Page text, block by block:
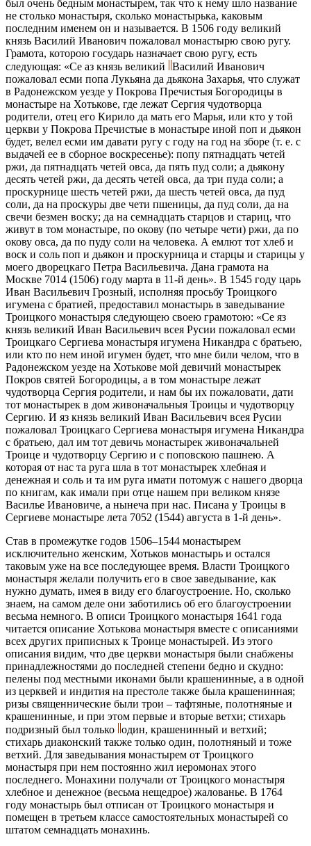
был очень бедным монастырем, так что к нему шло название
не столько монастыря, сколько монастырька, каковым
последним именем он и называется. В 1506 году великий
князь Василий Иванович пожаловал монастырю свою ругу.
Грамота, которою государь назначает свою ругу, есть
следующая: «Се аз князь великий
Василий Иванович
пожаловал есми попа Лукьяна да дьякона Захарья, чтo служат
в Радонежском уезде у Покрова Пречистыя Богородицы в
монастыре на Хотькове, где лежат Сергия чудотворца
родители, отец его Кирило да мать его Марья, или кто у той
церкви у Покрова Пречистые в монастыре иной поп и дьякон
будет, велел есми им давати ругу с году на год на зборе (т. е. с
выдачей ее в сборное воскресенье): попу пятнадцать четей
ржи, да пятнадцать четей овса, да пять пуд соли; а дьякону
десять четей ржи, да десять четей овса, да три пуда соли; а
проскурнице шесть четей ржи, да шесть четей овса, да пуд
соли, да на проскуры две чети пшеницы, да пуд соли, да на
свечи безмен воску; да на семнадцать старцов и стариц, чтo
живут в том монастыре, по окову (по четыре чети) ржи, да по
окову овса, да по пуду соли на человека. А емлют тот хлеб и
воск и соль поп и дьякон и проскурница и старцы и старицы у
моего дворецкаго Петра Васильевича. Дана грамота на
Москве 7014 (1506) году марта в 11-й день». В 1545 году царь
Иван Васильевич Грозный, исполняя просьбу Троицкого
игумена с братией, предоставил монастырь в заведывание
Троицкого монастыря следующею своею грамотою: «Се яз
князь великий Иван Васильевич всея Русии пожаловал есми
Троицкаго Сергиева монастыря игумена Никандра с братьею,
или кто по нем иной игумен будет, что мне били челом, что в
Радонежском уезде на Хотькове мой девичий монастырек
Покров святей Богородицы, а в том монастыре лежат
чудотворца Сергия родители, и нам бы их пожаловати, дати
тот монастырек в дом живоначальныя Троицы и чудотворцу
Сергию. И яз князь великий Иван Васильевич всея Русии
пожаловал Троицкаго Сергиева монастыря игумена Никандра
с братьею, дал им тот девичь монастырек живоначальней
Троице и чудотворцу Сергию и с поповскою пашнею. А
которая от нас та руга шла в тот монастырек хлебная и
денежная и соль и та им руга имати потомуж с нашего дворца
по книгам, как имали при отце нашем при великом князе
Василье Ивановиче, а нынеча при нас. Писана у Троицы в
Сергиеве монастыре лета 7052 (1544) августа в 1-й день».
Став в промежутке годов 1506–1544 монастырем
исключительно женским, Хотьков монастырь и остался
таковым уже на все последующее время. Власти Троицкого
монастыря желали получить его в свое заведывание, как
нужно думать, имея в виду его благоустроение. Но, сколько
знаем, на самом деле они заботились об его благоустроении
весьма немного. В описи Троицкого монастыря 1641 года
читается описание Хотькова монастыря вместе с описаниями
всех других приписных к Троице монастырей. Из этого
описания видим, что две церкви монастыря были снабжены
принадлежностями до последней степени бедно и скудно:
пелены под местными иконами были крашенинные, а в одной
из церквей и индития на престоле также была крашенинная;
ризы священнические были трои – тафтяные, полотняные и
крашенинные, и при этом первые и вторые ветхи; стихарь
подризный был только один, крашенинный и ветхий;
стихарь диаконский также только один, полотняный и тоже
ветхий. Для заведывания монастырем от Троицкого
монастыря при нем постоянно жил иеромонах этого
последнего. Монахини получали от Троицкого монастыря
хлебное и денежное (весьма нещедрое) жалованье. В 1764
году монастырь был отписан от Троицкого монастыря и
помещен в третьем классе самостоятельных монастырей со
штатом семнадцать монахинь.